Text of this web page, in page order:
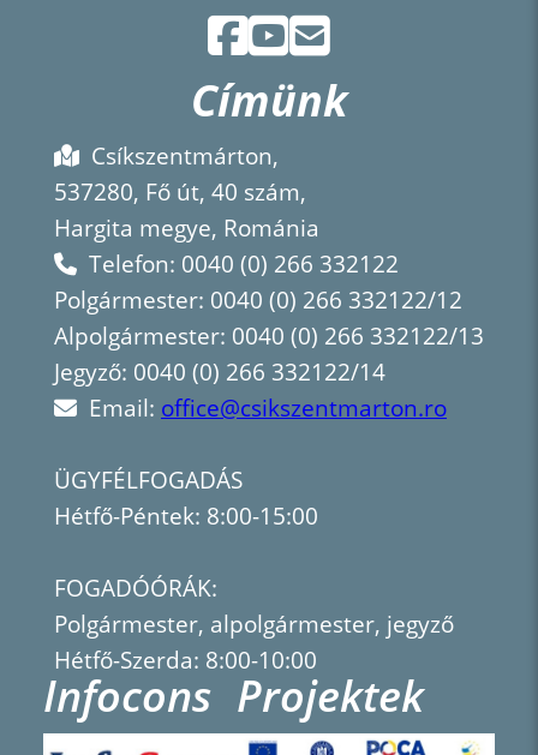
Címünk
Csíkszentmárton,
537280, Fő út, 40 szám,
Hargita megye, Románia
Telefon: 0040 (0) 266 332122
Polgármester: 0040 (0) 266 332122/12
Alpolgármester: 0040 (0) 266 332122/13
Jegyző: 0040 (0) 266 332122/14
Email: office@csikszentmarton.ro
ÜGYFÉLFOGADÁS
Hétfő-Péntek: 8:00-15:00
FOGADÓÓRÁK:
Polgármester, alpolgármester, jegyző
Hétfő-Szerda: 8:00-10:00
Infocons Projektek